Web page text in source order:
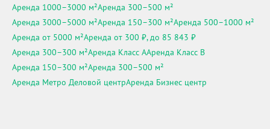
Аренда 1000–3000 м²Аренда 300–500 м²
Аренда 3000–5000 м²Аренда 150–300 м²Аренда 500–1000 м²
Аренда от 5000 м²Аренда от 300 ₽, до 85 843 ₽
Аренда 300–300 м²Аренда Класс AАренда Класс B
Аренда 150–300 м²Аренда 300–500 м²
Аренда Метро Деловой центрАренда Бизнес центр